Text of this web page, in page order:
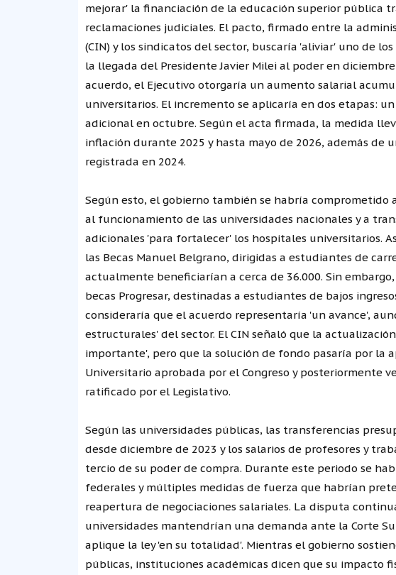
mejorar' la financiación de la educación superior pública
reclamaciones judiciales. El pacto, firmado entre la
(CIN) y los sindicatos del sector, buscaría 'aliviar' uno de
la llegada del Presidente Javier Milei al poder en
acuerdo, el Ejecutivo otorgaría un aumento salarial
universitarios. El incremento se aplicaría en dos etapas:
adicional en octubre. Según el acta firmada, la medida
inflación durante 2025 y hasta mayo de 2026, además de
registrada en 2024.
Según esto, el gobierno también se habría comprometido
al funcionamiento de las universidades nacionales y a
adicionales 'para fortalecer' los hospitales universitarios.
las Becas Manuel Belgrano, dirigidas a estudiantes de
actualmente beneficiarían a cerca de 36.000. Sin
becas Progresar, destinadas a estudiantes de bajos
consideraría que el acuerdo representaría 'un avance',
estructurales' del sector. El CIN señaló que la
importante', pero que la solución de fondo pasaría por la
Universitario aprobada por el Congreso y posteriormente
ratificado por el Legislativo.
Según las universidades públicas, las transferencias
desde diciembre de 2023 y los salarios de profesores y
tercio de su poder de compra. Durante este periodo se
federales y múltiples medidas de fuerza que habrían
reapertura de negociaciones salariales. La disputa
universidades mantendrían una demanda ante la Corte
aplique la ley 'en su totalidad'. Mientras el gobierno
públicas, instituciones académicas dicen que su impacto